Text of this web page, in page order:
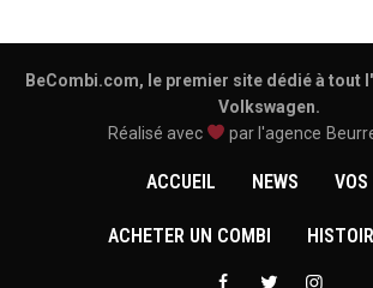
BeCombi.com, le premier site dédié à tout
Volkswagen.
Réalisé avec
par l'agence
ACCUEIL NEWS VOS
ACHETER UN COMBI